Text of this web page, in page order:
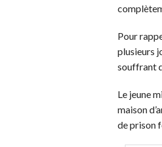
Pour
plusieurs
souffrant
Le jeune
maison
de prison